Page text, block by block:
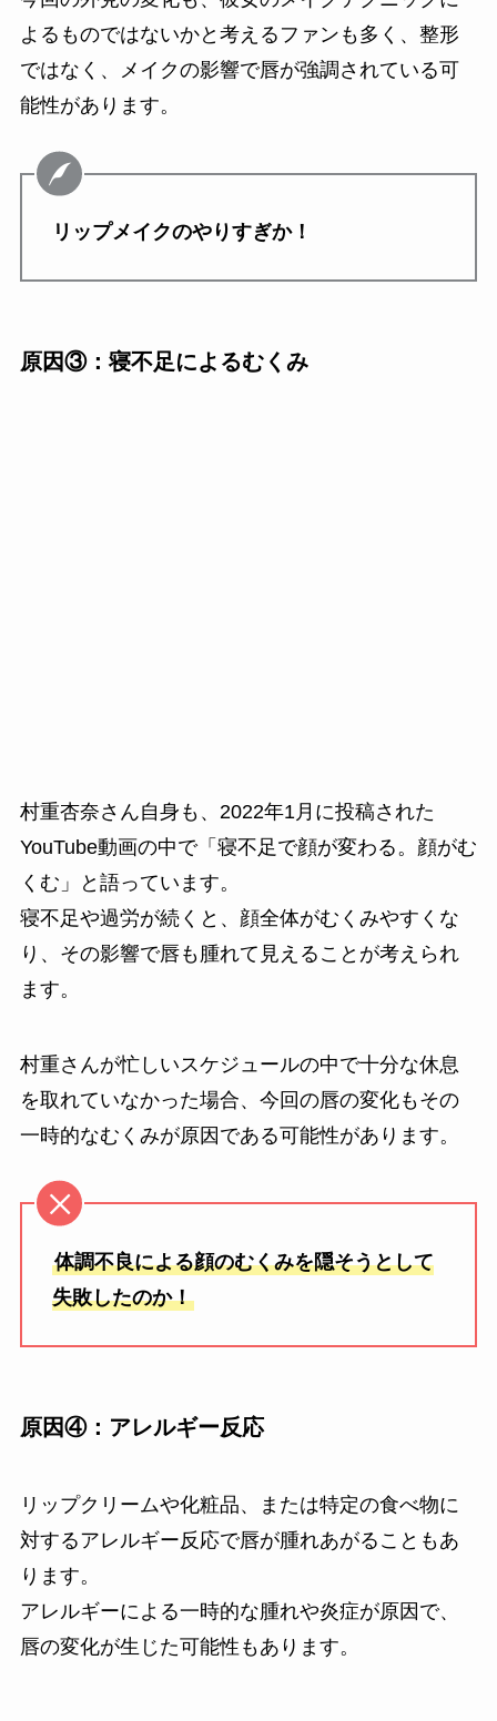
よるものではないかと考えるファンも多く、整形
ではなく、メイクの影響で唇が強調されている可
能性があります。
リップメイクのやりすぎか！
原因③：寝不足によるむくみ
村重杏奈さん自身も、2022年1月に投稿された
YouTube動画の中で「寝不足で顔が変わる。顔がむ
くむ」と語っています。
寝不足や過労が続くと、顔全体がむくみやすくな
り、その影響で唇も腫れて見えることが考えられ
ます。
村重さんが忙しいスケジュールの中で十分な休息
を取れていなかった場合、今回の唇の変化もその
一時的なむくみが原因である可能性があります。
体調不良による顔のむくみを隠そうとして
失敗したのか！
原因④：アレルギー反応
リップクリームや化粧品、または特定の食べ物に
対するアレルギー反応で唇が腫れあがることもあ
ります。
アレルギーによる一時的な腫れや炎症が原因で、
唇の変化が生じた可能性もあります。